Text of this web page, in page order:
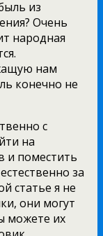
из
Очень
народная
нам
конечно не
с
на
и поместить
за
статье я не
они могут
можете их